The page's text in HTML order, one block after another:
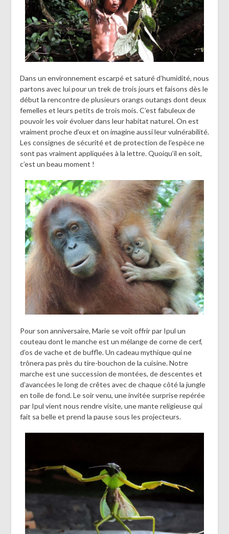
Dans un environnement escarpé et saturé d’humidité, nous
partons avec lui pour un trek de trois jours et faisons dès le
début la rencontre de plusieurs orangs outangs dont deux
femelles et leurs petits de trois mois. C’est fabuleux de
pouvoir les voir évoluer dans leur habitat naturel. On est
vraiment proche d’eux et on imagine aussi leur vulnérabilité.
Les consignes de sécurité et de protection de l’espèce ne
sont pas vraiment appliquées à la lettre. Quoiqu’il en soit,
c’est un beau moment !
Pour son anniversaire, Marie se voit offrir par Ipul un
couteau dont le manche est un mélange de corne de cerf,
d’os de vache et de buffle. Un cadeau mythique qui ne
trônera pas près du tire-bouchon de la cuisine. Notre
marche est une succession de montées, de descentes et
d’avancées le long de crêtes avec de chaque côté la jungle
en toile de fond. Le soir venu, une invitée surprise repérée
par Ipul vient nous rendre visite, une mante religieuse qui
fait sa belle et prend la pause sous les projecteurs.